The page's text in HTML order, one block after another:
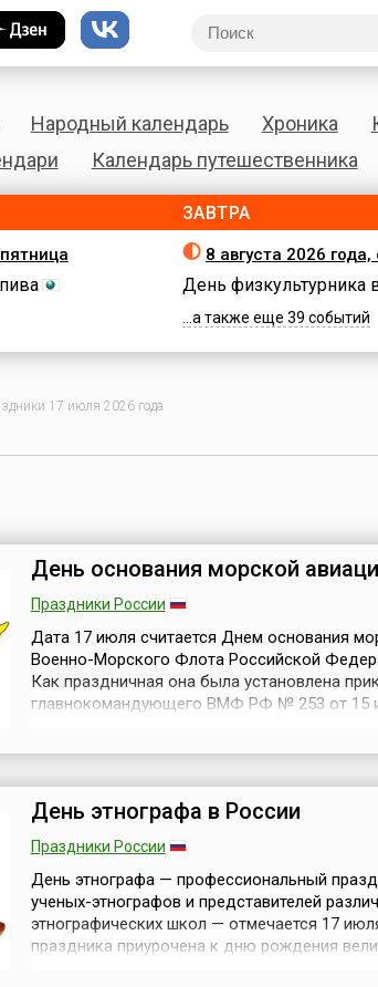
Народный календарь Хроника
Календарь путешественника
ЗАВТРА
8 августа 2026 года,
День физкультурника
...а также еще 39 событий
17 июля 2026 года
День основания морской
Праздники России
Дата 17 июля считается Днем основания
Военно-Морского Флота Российской
Как праздничная она была установлена
главнокомандующего ВМФ РФ № 253 от 15
судна «Орлица» Балтийского флота ...
День этнографа в России
Праздники России
День этнографа — профессиональный
ученых-этнографов и представителей
этнографических школ — отмечается 17
праздника приурочена к дню рождения